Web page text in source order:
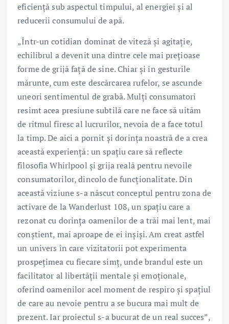
eficienţă sub aspectul timpului, al energiei şi al
reducerii consumului de apă.
„Într-un cotidian dominat de viteză și agitație,
echilibrul a devenit una dintre cele mai prețioase
forme de grijă față de sine. Chiar și în gesturile
mărunte, cum este descărcarea rufelor, se ascunde
uneori sentimentul de grabă. Mulți consumatori
resimt acea presiune subtilă care ne face să uităm
de ritmul firesc al lucrurilor, nevoia de a face totul
la timp. De aici a pornit și dorința noastră de a crea
această experiență: un spațiu care să reflecte
filosofia Whirlpool și grija reală pentru nevoile
consumatorilor, dincolo de funcționalitate. Din
această viziune s-a născut conceptul pentru zona de
activare de la Wanderlust 108, un spațiu care a
rezonat cu dorința oamenilor de a trăi mai lent, mai
conștient, mai aproape de ei înșiși. Am creat astfel
un univers în care vizitatorii pot experimenta
prospețimea cu fiecare simț, unde brandul este un
facilitator al libertății mentale și emoționale,
oferind oamenilor acel moment de respiro și spațiul
de care au nevoie pentru a se bucura mai mult de
prezent. Iar proiectul s-a bucurat de un real succes”,